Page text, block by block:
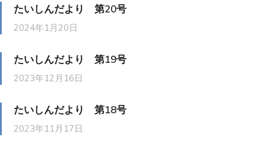
たいしんだより 第20号
2024年1月20日
たいしんだより 第19号
2023年12月16日
たいしんだより 第18号
2023年11月17日